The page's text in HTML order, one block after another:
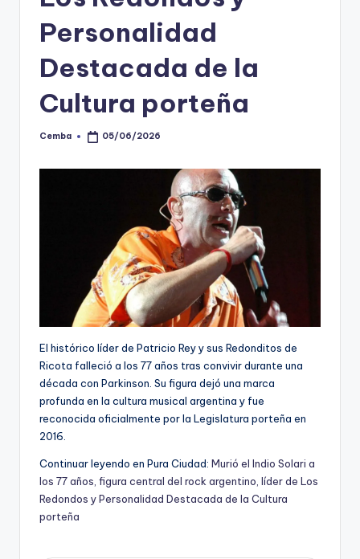
Personalidad
Destacada de la
Cultura porteña
Posted
Cemba 05/06/2026
El histórico líder de Patricio Rey y sus Redonditos de
Ricota falleció a los 77 años tras convivir durante una
década con Parkinson. Su figura dejó una marca
profunda en la cultura musical argentina y fue
reconocida oficialmente por la Legislatura porteña en
2016.
Continuar leyendo en Pura Ciudad: Murió el Indio Solari a
los 77 años, figura central del rock argentino, líder de Los
Redondos y Personalidad Destacada de la Cultura
porteña